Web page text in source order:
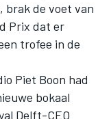
brak de voet van
Prix dat er
trofee in de
Piet Boon had
bokaal
Delft-CEO